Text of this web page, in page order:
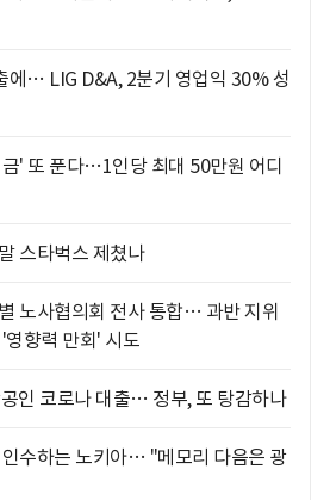
… LIG D&A, 2분기 영업익 30% 성
' 또 푼다…1인당 최대 50만원 어디
스타벅스 제쳤나
노사협의회 전사 통합… 과반 지위
영향력 만회' 시도
인 코로나 대출… 정부, 또 탕감하나
수하는 노키아… "메모리 다음은 광